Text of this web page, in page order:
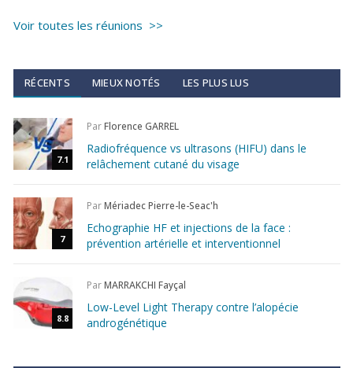
Voir toutes les réunions >>
RÉCENTS MIEUX NOTÉS LES PLUS LUS
7.1
ParFlorence GARREL
Radiofréquence vs ultrasons (HIFU) dans le
relâchement cutané du visage
7
ParMériadec Pierre-le-Seac'h
Echographie HF et injections de la face :
prévention artérielle et interventionnel
8.8
ParMARRAKCHI Fayçal
Low-Level Light Therapy contre l’alopécie
androgénétique